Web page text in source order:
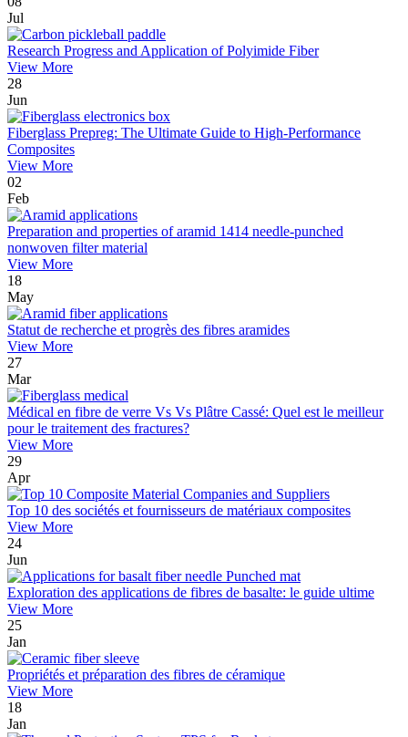
Jul
Research Progress and Application of Polyimide Fiber
View More
28
Jun
Fiberglass Prepreg: The Ultimate Guide to High-Performance
Composites
View More
02
Feb
Preparation and properties of aramid 1414 needle-punched
nonwoven filter material
View More
18
May
Statut de recherche et progrès des fibres aramides
View More
27
Mar
Médical en fibre de verre Vs Vs Plâtre Cassé: Quel est le meilleur
pour le traitement des fractures?
View More
29
Apr
Top 10 des sociétés et fournisseurs de matériaux composites
View More
24
Jun
Exploration des applications de fibres de basalte: le guide ultime
View More
25
Jan
Propriétés et préparation des fibres de céramique
View More
18
Jan